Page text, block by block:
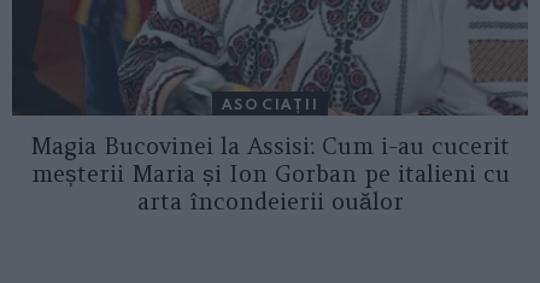
ASOCIAŢII
Magia Bucovinei la Assisi: Cum i-au cucerit
meșterii Maria și Ion Gorban pe italieni cu
arta încondeierii ouălor